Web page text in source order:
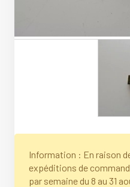
Information : En raison
expéditions de
par semaine du 8 au 31